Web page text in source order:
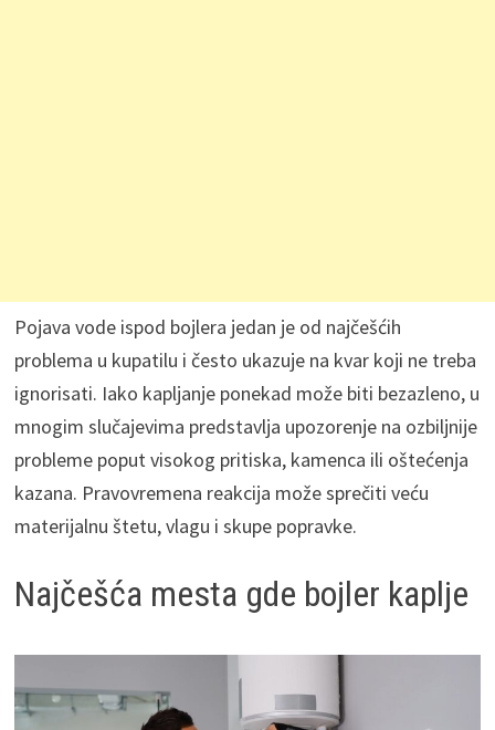
Pojava vode ispod bojlera jedan je od najčešćih
problema u kupatilu i često ukazuje na kvar koji ne treba
ignorisati. Iako kapljanje ponekad može biti bezazleno, u
mnogim slučajevima predstavlja upozorenje na ozbiljnije
probleme poput visokog pritiska, kamenca ili oštećenja
kazana. Pravovremena reakcija može sprečiti veću
materijalnu štetu, vlagu i skupe popravke.
Najčešća mesta gde bojler kaplje